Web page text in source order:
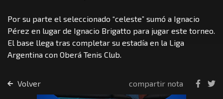
Por su parte el seleccionado “celeste” sumó a Ignacio
Pérez en lugar de Ignacio Brigatto para jugar este torneo.
El base llega tras completar su estadía en la Liga
Argentina con Oberá Tenis Club.
Volver compartir nota